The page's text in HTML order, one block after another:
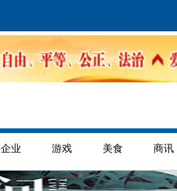
企业 游戏 美食 商讯